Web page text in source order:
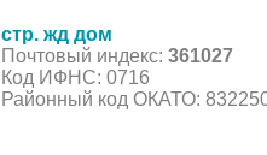
стр. жд дом
Почтовый индекс: 361027
Код ИФНС: 0716
Районный код ОКАТО: